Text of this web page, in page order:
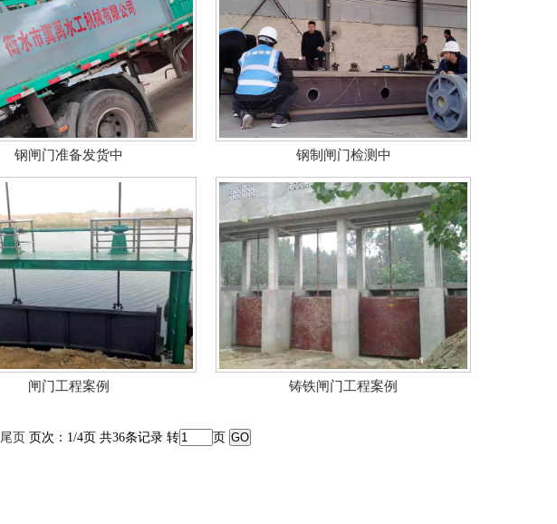
钢闸门准备发货中 钢制闸门检测中
闸门工程案例 铸铁闸门工程案例
尾页 页次：1/4页 共36条记录 转 页